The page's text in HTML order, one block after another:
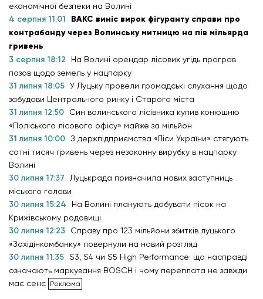
економічної безпеки на Волині
4 серпня 11:01
ВАКС виніс вирок фігуранту справи про
контрабанду через Волинську митницю на пів мільярда
гривень
3 серпня 18:12
На Волині орендар лісових угідь програв
позов щодо земель у нацпарку
31 липня 18:05 У Луцьку провели громадські слухання щодо
забудови Центрального ринку і Старого міста
31 липня 12:50
Син волинського лісівника купив конюшню
«Поліського лісового офісу» майже за мільйон
31 липня 10:00 З держпідприємства «Ліси України» стягують
сотні тисяч гривень через незаконну вирубку в нацпарку
Волині
30 липня 17:37
Луцькрада призначила нових заступниць
міського голови
30 липня 15:24
На Волині планують добувати пісок на
Крижівському родовищі
30 липня 12:23
Справу про 123 мільйони збитків луцького
«Західінкомбанку» повернули на новий розгляд
30 липня 11:35 S3, S4 чи S5 High Performance: що насправді
означають маркування BOSCH і чому переплата не завжди
має сенс